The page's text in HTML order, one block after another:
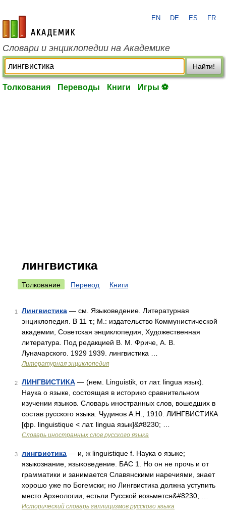
academic.ru
EN DE ES FR
Словари и энциклопедии на Академике
Найти!
Толкования Переводы Книги Игры ⚽
лингвистика
Толкование Перевод Книги
1 Лингвистика — см. Языковедение. Литературная
энциклопедия. В 11 т.; М.: издательство Коммунистической
академии, Советская энциклопедия, Художественная
литература. Под редакцией В. М. Фриче, А. В.
Луначарского. 1929 1939. лингвистика …
Литературная энциклопедия
2 ЛИНГВИСТИКА — (нем. Linguistik, от лат. lingua язык).
Наука о языке, состоящая в историко сравнительном
изучении языков. Словарь иностранных слов, вошедших в
состав русского языка. Чудинов А.Н., 1910. ЛИНГВИСТИКА
[фр. linguistique < лат. lingua язык]&#8230; …
Словарь иностранных слов русского языка
3 лингвистика — и, ж linguistique f. Наука о языке;
языкознание, языковедение. БАС 1. Но он не прочь и от
грамматики и занимается Славянскими наречиями, знает
хорошо уже по Богемски; но Лингвистика должна уступить
место Археологии, естьли Русской возьмется&#8230; …
Исторический словарь галлицизмов русского языка